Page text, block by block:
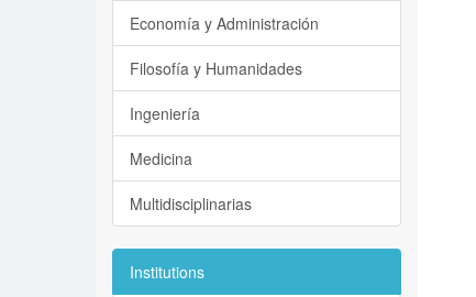
Economía y Administración
Filosofía y Humanidades
Ingeniería
Medicina
Multidisciplinarias
Institutions